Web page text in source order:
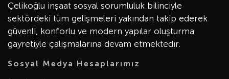
Çelikoğlu inşaat sosyal sorumluluk bilinciyle
sektördeki tüm gelişmeleri yakından takip ederek
güvenli, konforlu ve modern yapılar oluşturma
gayretiyle çalışmalarına devam etmektedir.
Sosyal Medya Hesaplarımız